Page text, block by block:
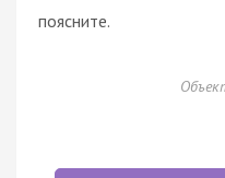
поясните.